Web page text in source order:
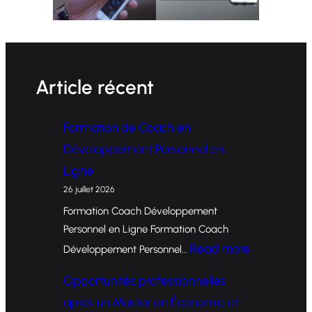
Article récent
Formation de Coach en
Développement Personnel en
Ligne
26 juillet 2026
Formation Coach Développement
Personnel en Ligne Formation Coach
Développement Personnel… Read more:
Opportunités professionnelles
après un Master en Économie et